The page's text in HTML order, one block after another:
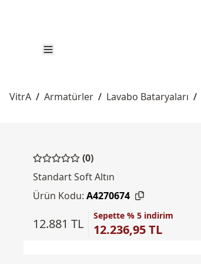
VitrA / Armatürler / Lavabo Bataryaları /
(0)
Standart Soft Altın
Ürün Kodu: A4270674
12.881 TL
Sepette % 5 indirim
12.236,95 TL